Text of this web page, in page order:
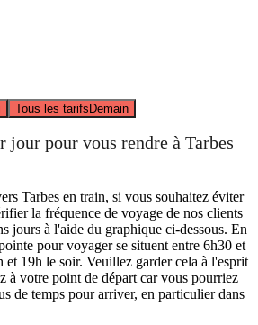
Tous les tarifsDemain
pour vous rendre à Tarbes
Tarbes en train, si vous souhaitez éviter
la fréquence de voyage de nos clients
jours à l'aide du graphique ci-dessous. En
pour voyager se situent entre 6h30 et
et 19h le soir. Veuillez garder cela à l'esprit
à votre point de départ car vous pourriez
de temps pour arriver, en particulier dans